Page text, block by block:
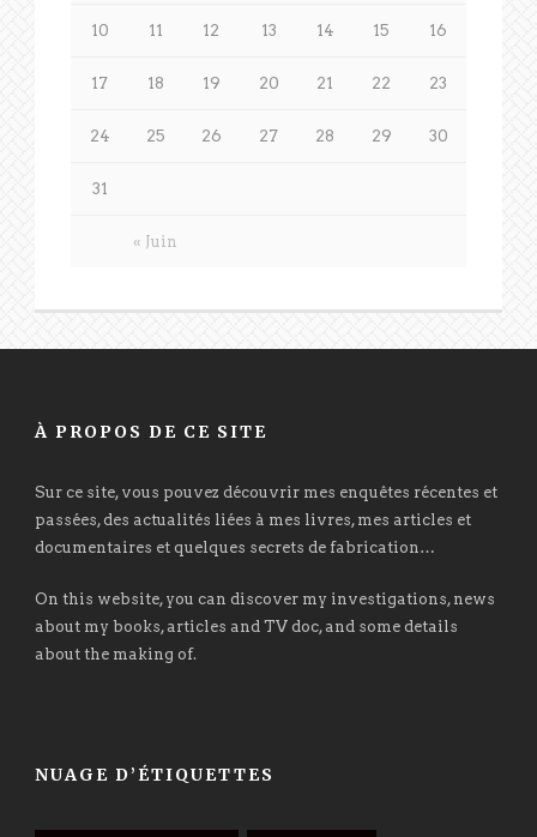
« Juin
10 11 12 13 14 15 16
17 18 19 20 21 22 23
24 25 26 27 28 29 30
31
À PROPOS DE CE SITE
Sur ce site, vous pouvez découvrir mes enquêtes récentes et
passées, des actualités liées à mes livres, mes articles et
documentaires et quelques secrets de fabrication…
On this website, you can discover my investigations, news
about my books, articles and TV doc, and some details
about the making of.
NUAGE D’ÉTIQUETTES